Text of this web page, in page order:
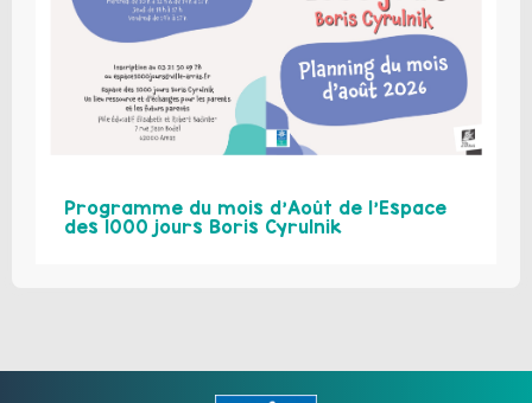
Programme du mois d’Août de l’Espace
des 1000 jours Boris Cyrulnik